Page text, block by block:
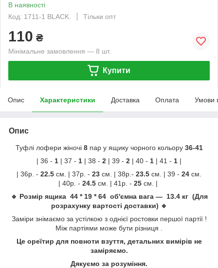
В наявності
Код: 1711-1 BLACK.
Тільки опт
110 ₴
Мінімальне замовлення — 8 шт.
Купити
Опис Характеристики Доставка Оплата Умови
Опис
Туфлі лофери жіночі8пар у ящику чорного кольору36-41
| 36 - 1 | 37 - 1 | 38 - 2 | 39 - 2 | 40 - 1 | 41 - 1 |
| 36р. - 22.5 см. | 37р. - 23 см. | 38р.- 23.5 см. | 39 - 24 см.
| 40р. - 24.5 см. | 41р. - 25 см. |
🔹 Розмір ящика 44 * 19 * 64 об'ємна вага — 13.4 кг (Для
розрахунку вартості доставки) 🔹
Заміри знімаємо за устілкою з однієї ростовки першої партії !
Між партіями може бути різниця .
Це ореїтир для повноти взуття, детальних вимірів не
заміряємо.
Дякуємо за розуміння.